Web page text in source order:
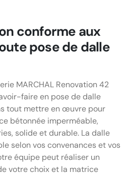
conforme aux
pose de dalle
MARCHAL Renovation 42
faire en pose de dalle
tout mettre en œuvre pour
bétonnée imperméable,
solide et durable. La dalle
selon vos convenances et vos
équipe peut réaliser un
votre choix et la matrice